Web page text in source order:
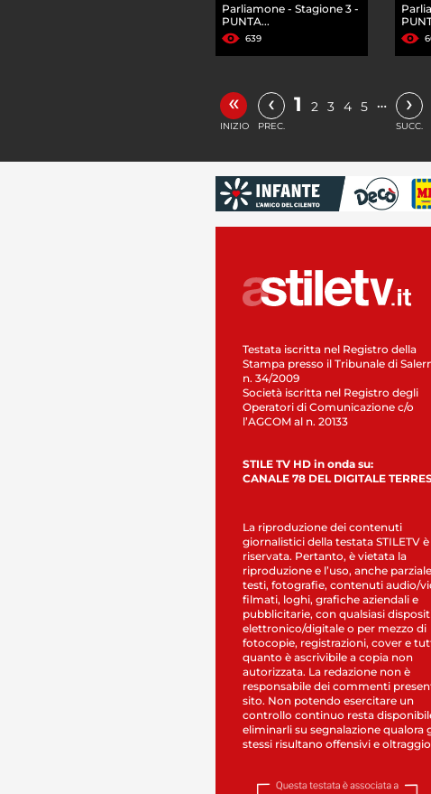
Parliamone - Stagione 3 -
PUNTA...
639
«
INIZIO
‹
PREC.
1 2 3 4 5 … ›
SUCC.
Testata iscritta nel Registro della
Stampa presso il Tribunale di
n. 34/2009
Società iscritta nel Registro degli
Operatori di Comunicazione c/o
l’AGCOM al n. 20133
STILE TV HD in onda su:
CANALE 78 DEL DIGITALE
La riproduzione dei contenuti
giornalistici della testata STILETV è
riservata. Pertanto, è vietata la
riproduzione e l’uso, anche
testi, fotografie, contenuti audio/
filmati, loghi, grafiche aziendali e
pubblicitarie, con qualsiasi
elettronico/digitale o per mezzo di
fotocopie, registrazioni, cover e
quanto è ascrivibile a copia non
autorizzata. La redazione non è
responsabile dei commenti
sito. Non potendo esercitare un
controllo continuo resta
eliminarli su segnalazione qualora
stessi risultano offensivi e